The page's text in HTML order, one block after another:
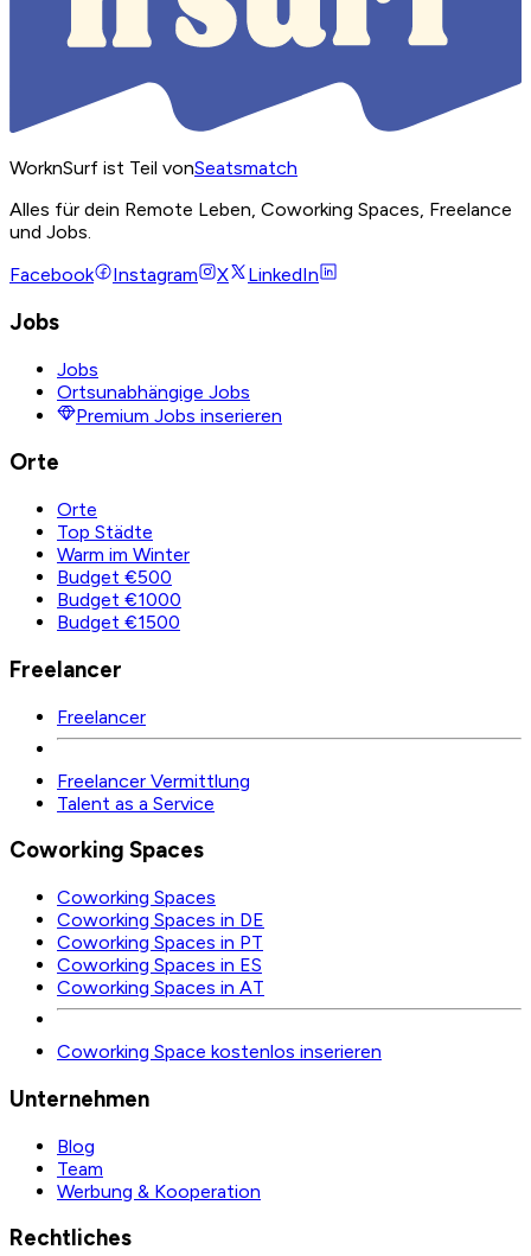
WorknSurf ist Teil vonSeatsmatch
Alles für dein Remote Leben, Coworking Spaces, Freelance
und Jobs.
Facebook
Instagram X LinkedIn
Jobs
Jobs
Ortsunabhängige Jobs
Premium Jobs inserieren
Orte
Orte
Top Städte
Warm im Winter
Budget €500
Budget €1000
Budget €1500
Freelancer
Freelancer
Freelancer Vermittlung
Talent as a Service
Coworking Spaces
Coworking Spaces
Coworking Spaces in DE
Coworking Spaces in PT
Coworking Spaces in ES
Coworking Spaces in AT
Coworking Space kostenlos inserieren
Unternehmen
Blog
Team
Werbung & Kooperation
Rechtliches